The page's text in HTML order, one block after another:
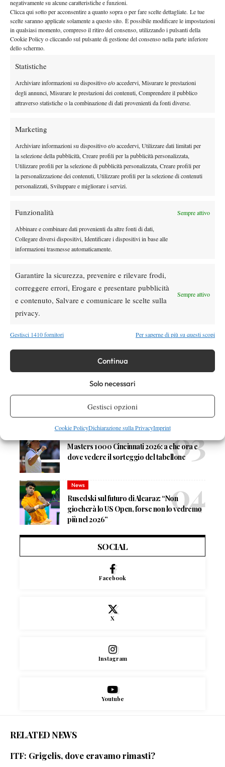
negativamente su alcune caratteristiche e funzioni.
Clicca qui sotto per acconsentire a quanto sopra o per fare scelte dettagliate. Le tue
scelte saranno applicate solamente a questo sito. È possibile modificare le impostazioni
in qualsiasi momento, compreso il ritiro del consenso, utilizzando i pulsanti della
Cookie Policy o cliccando sul pulsante di gestione del consenso nella parte inferiore
dello schermo.
Statistiche
Archiviare informazioni su dispositivo e/o accedervi, Misurare le prestazioni
degli annunci, Misurare le prestazioni dei contenuti, Comprendere il pubblico
attraverso statistiche o la combinazione di dati provenienti da fonti diverse.
Marketing
Archiviare informazioni su dispositivo e/o accedervi, Utilizzare dati limitati per
la selezione della pubblicità, Creare profili per la pubblicità personalizzata,
Utilizzare profili per la selezione di pubblicità personalizzata, Creare profili per
la personalizzazione dei contenuti, Utilizzare profili per la selezione di contenuti
personalizzati, Sviluppare e migliorare i servizi.
Funzionalità Sempre attivo
Abbinare e combinare dati provenienti da altre fonti di dati,
Collegare diversi dispositivi, Identificare i dispositivi in base alle
informazioni trasmesse automaticamente.
Garantire la sicurezza, prevenire e rilevare frodi,
correggere errori, Erogare e presentare pubblicità
e contenuto, Salvare e comunicare le scelte sulla
privacy.
Sempre attivo
Gestisci 1410 fornitori Per saperne di più su questi scopi
Continua
Solo necessari
Gestisci opzioni
Cookie PolicyDichiarazione sulla PrivacyImprint
TAGGED:Anna Floris Biella Diario di Bordo Itf Itf Biella
Kaia Kanepi Karin Knapp
Devi essereconnessoper inviare un commento.
Masters 1000 Cincinnati 2026: forfait di
Quinn, Sonego entra nel tabellone
Tennis in TV
Masters 1000 Cincinnati 2026: a che ora e
dove vedere il sorteggio del tabellone
News
Rusedski sul futuro di Alcaraz: “Non
giocherà lo US Open, forse non lo vedremo
più nel 2026”
SOCIAL
Facebook
X
Instagram
Youtube
RELATED NEWS
ITF: Grigelis, dove eravamo rimasti?